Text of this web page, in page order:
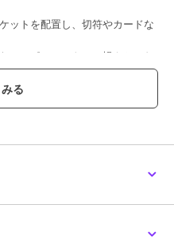
ットを配置し、切符やカードな
このポシェットで、軽やかにお